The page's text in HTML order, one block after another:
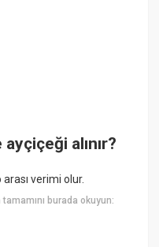
alınır?
verimi olur.
tamamını burada okuyun: